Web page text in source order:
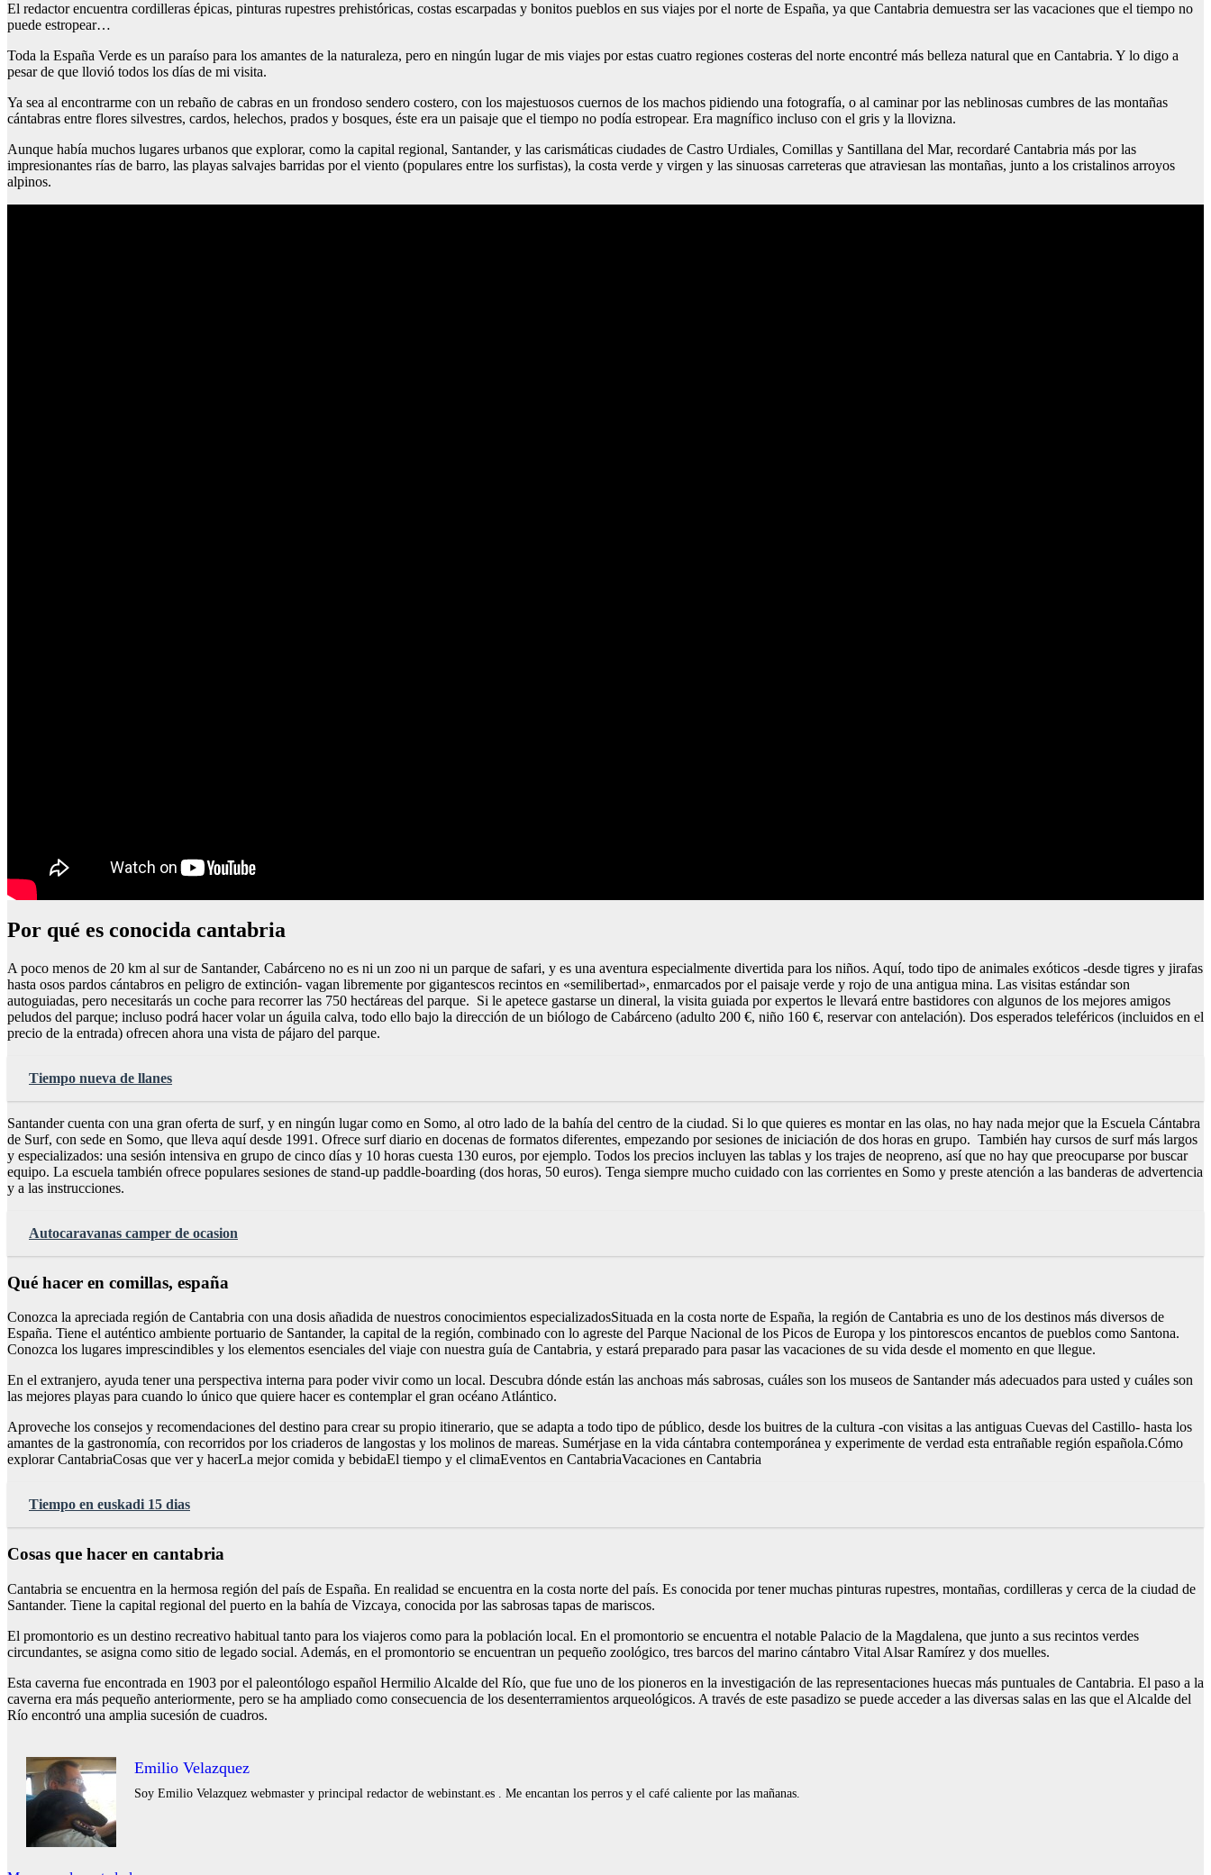
El redactor encuentra cordilleras épicas, pinturas rupestres prehistóricas, costas escarpadas y bonitos pueblos en sus viajes por el norte de España, ya que Cantabria demuestra ser las vacaciones que el tiempo no
puede estropear…
Toda la España Verde es un paraíso para los amantes de la naturaleza, pero en ningún lugar de mis viajes por estas cuatro regiones costeras del norte encontré más belleza natural que en Cantabria. Y lo digo a
pesar de que llovió todos los días de mi visita.
Ya sea al encontrarme con un rebaño de cabras en un frondoso sendero costero, con los majestuosos cuernos de los machos pidiendo una fotografía, o al caminar por las neblinosas cumbres de las montañas
cántabras entre flores silvestres, cardos, helechos, prados y bosques, éste era un paisaje que el tiempo no podía estropear. Era magnífico incluso con el gris y la llovizna.
Aunque había muchos lugares urbanos que explorar, como la capital regional, Santander, y las carismáticas ciudades de Castro Urdiales, Comillas y Santillana del Mar, recordaré Cantabria más por las
impresionantes rías de barro, las playas salvajes barridas por el viento (populares entre los surfistas), la costa verde y virgen y las sinuosas carreteras que atraviesan las montañas, junto a los cristalinos arroyos
alpinos.
Por qué es conocida cantabria
A poco menos de 20 km al sur de Santander, Cabárceno no es ni un zoo ni un parque de safari, y es una aventura especialmente divertida para los niños. Aquí, todo tipo de animales exóticos -desde tigres y jirafas
hasta osos pardos cántabros en peligro de extinción- vagan libremente por gigantescos recintos en «semilibertad», enmarcados por el paisaje verde y rojo de una antigua mina. Las visitas estándar son
autoguiadas, pero necesitarás un coche para recorrer las 750 hectáreas del parque. Si le apetece gastarse un dineral, la visita guiada por expertos le llevará entre bastidores con algunos de los mejores amigos
peludos del parque; incluso podrá hacer volar un águila calva, todo ello bajo la dirección de un biólogo de Cabárceno (adulto 200 €, niño 160 €, reservar con antelación). Dos esperados teleféricos (incluidos en el
precio de la entrada) ofrecen ahora una vista de pájaro del parque.
Tiempo nueva de llanes
Santander cuenta con una gran oferta de surf, y en ningún lugar como en Somo, al otro lado de la bahía del centro de la ciudad. Si lo que quieres es montar en las olas, no hay nada mejor que la Escuela Cántabra
de Surf, con sede en Somo, que lleva aquí desde 1991. Ofrece surf diario en docenas de formatos diferentes, empezando por sesiones de iniciación de dos horas en grupo. También hay cursos de surf más largos
y especializados: una sesión intensiva en grupo de cinco días y 10 horas cuesta 130 euros, por ejemplo. Todos los precios incluyen las tablas y los trajes de neopreno, así que no hay que preocuparse por buscar
equipo. La escuela también ofrece populares sesiones de stand-up paddle-boarding (dos horas, 50 euros). Tenga siempre mucho cuidado con las corrientes en Somo y preste atención a las banderas de advertencia
y a las instrucciones.
Autocaravanas camper de ocasion
Qué hacer en comillas, españa
Conozca la apreciada región de Cantabria con una dosis añadida de nuestros conocimientos especializadosSituada en la costa norte de España, la región de Cantabria es uno de los destinos más diversos de
España. Tiene el auténtico ambiente portuario de Santander, la capital de la región, combinado con lo agreste del Parque Nacional de los Picos de Europa y los pintorescos encantos de pueblos como Santona.
Conozca los lugares imprescindibles y los elementos esenciales del viaje con nuestra guía de Cantabria, y estará preparado para pasar las vacaciones de su vida desde el momento en que llegue.
En el extranjero, ayuda tener una perspectiva interna para poder vivir como un local. Descubra dónde están las anchoas más sabrosas, cuáles son los museos de Santander más adecuados para usted y cuáles son
las mejores playas para cuando lo único que quiere hacer es contemplar el gran océano Atlántico.
Aproveche los consejos y recomendaciones del destino para crear su propio itinerario, que se adapta a todo tipo de público, desde los buitres de la cultura -con visitas a las antiguas Cuevas del Castillo- hasta los
amantes de la gastronomía, con recorridos por los criaderos de langostas y los molinos de mareas. Sumérjase en la vida cántabra contemporánea y experimente de verdad esta entrañable región española.Cómo
explorar CantabriaCosas que ver y hacerLa mejor comida y bebidaEl tiempo y el climaEventos en CantabriaVacaciones en Cantabria
Tiempo en euskadi 15 dias
Cosas que hacer en cantabria
Cantabria se encuentra en la hermosa región del país de España. En realidad se encuentra en la costa norte del país. Es conocida por tener muchas pinturas rupestres, montañas, cordilleras y cerca de la ciudad de
Santander. Tiene la capital regional del puerto en la bahía de Vizcaya, conocida por las sabrosas tapas de mariscos.
El promontorio es un destino recreativo habitual tanto para los viajeros como para la población local. En el promontorio se encuentra el notable Palacio de la Magdalena, que junto a sus recintos verdes
circundantes, se asigna como sitio de legado social. Además, en el promontorio se encuentran un pequeño zoológico, tres barcos del marino cántabro Vital Alsar Ramírez y dos muelles.
Esta caverna fue encontrada en 1903 por el paleontólogo español Hermilio Alcalde del Río, que fue uno de los pioneros en la investigación de las representaciones huecas más puntuales de Cantabria. El paso a la
caverna era más pequeño anteriormente, pero se ha ampliado como consecuencia de los desenterramientos arqueológicos. A través de este pasadizo se puede acceder a las diversas salas en las que el Alcalde del
Río encontró una amplia sucesión de cuadros.
Emilio Velazquez
Soy Emilio Velazquez webmaster y principal redactor de webinstant.es . Me encantan los perros y el café caliente por las mañanas.